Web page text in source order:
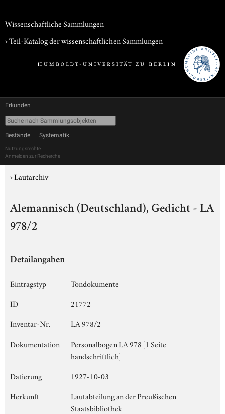
Wissenschaftliche Sammlungen
› Teil-Katalog der wissenschaftlichen Sammlungen
Erkunden
Bestände Systematik
Nutzungsrechte
Anmelden zur Recherche
›Lautarchiv
Alemannisch (Deutschland), Gedicht - LA
978/2
Detailangaben
Eintragstyp
Tondokumente
ID
21772
Inventar-Nr.
LA 978/2
Dokumentation
Personalbogen LA 978 [1 Seite
handschriftlich]
Datierung
1927-10-03
Herkunft
Lautabteilung an der Preußischen
Staatsbibliothek